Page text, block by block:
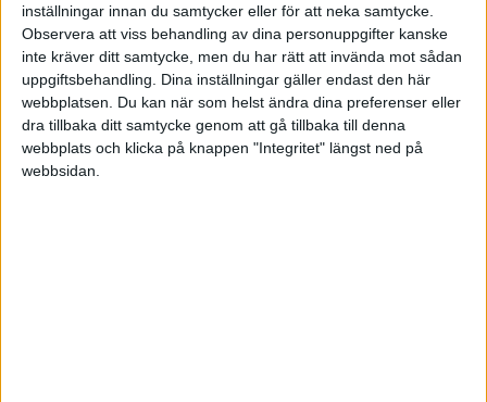
inställningar innan du samtycker eller för att neka samtycke.
Observera att viss behandling av dina personuppgifter kanske
inte kräver ditt samtycke, men du har rätt att invända mot sådan
uppgiftsbehandling. Dina inställningar gäller endast den här
webbplatsen. Du kan när som helst ändra dina preferenser eller
dra tillbaka ditt samtycke genom att gå tillbaka till denna
webbplats och klicka på knappen "Integritet" längst ned på
webbsidan.
ReklamEliten
2015-11-16 09:31
Hej!